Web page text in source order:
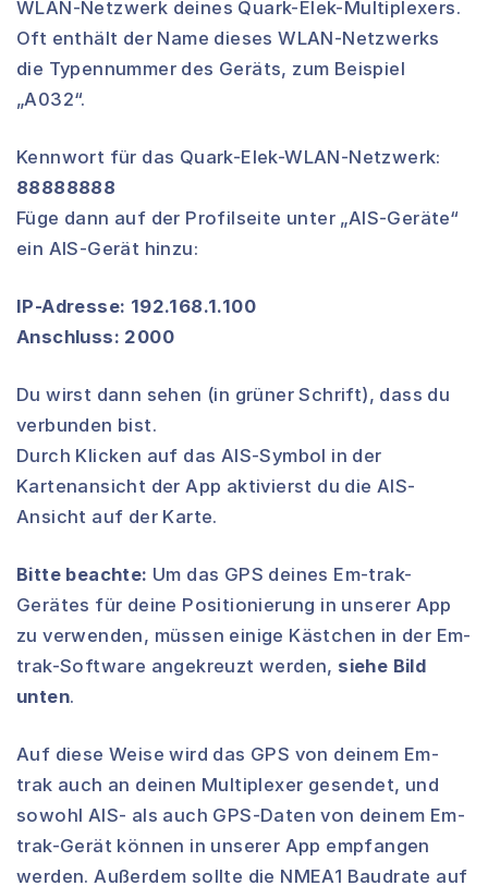
WLAN-Netzwerk deines Quark-Elek-Multiplexers.
Oft enthält der Name dieses WLAN-Netzwerks
die Typennummer des Geräts, zum Beispiel
„A032“.
Kennwort für das Quark-Elek-WLAN-Netzwerk:
88888888
Füge dann auf der Profilseite unter „AIS-Geräte“
ein AIS-Gerät hinzu:
IP-Adresse: 192.168.1.100
Anschluss: 2000
Du wirst dann sehen (in grüner Schrift), dass du
verbunden bist.
Durch Klicken auf das AIS-Symbol in der
Kartenansicht der App aktivierst du die AIS-
Ansicht auf der Karte.
Bitte beachte: Um das GPS deines Em-trak-
Gerätes für deine Positionierung in unserer App
zu verwenden, müssen einige Kästchen in der Em-
trak-Software angekreuzt werden, siehe Bild
unten.
Auf diese Weise wird das GPS von deinem Em-
trak auch an deinen Multiplexer gesendet, und
sowohl AIS- als auch GPS-Daten von deinem Em-
trak-Gerät können in unserer App empfangen
werden. Außerdem sollte die NMEA1 Baudrate auf